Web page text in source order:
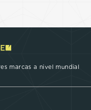
marcas a nivel mundial